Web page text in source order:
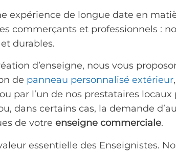
expérience de longue date en
commerçants et professionnels :
durables.
d’enseigne, nous vous
de panneau personnalisé extérieur
par l’un de nos prestataires
dans certains cas, la demande
de votre enseigne commerciale.
essentielle des Enseignistes.